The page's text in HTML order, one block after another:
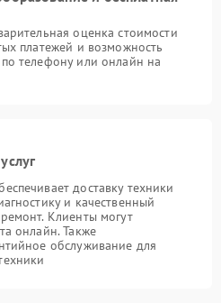
оценка стоимости
платежей и возможность
телефону или онлайн на
доставку техники
и качественный
Клиенты могут
онлайн. Также
обслуживание для